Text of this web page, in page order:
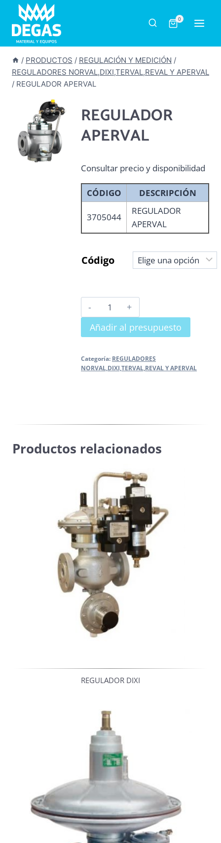
Saltar
contenido
0
/ PRODUCTOS / REGULACIÓN Y MEDICIÓN /
REGULADORES NORVAL,DIXI,TERVAL,REVAL Y APERVAL
/ REGULADOR APERVAL
REGULADOR
APERVAL
Consultar precio y disponibilidad
CÓDIGO DESCRIPCIÓN
3705044
REGULADOR
APERVAL
Código
REGULADOR
APERVAL
cantidad
Añadir al presupuesto
Categoría: REGULADORES
NORVAL,DIXI,TERVAL,REVAL Y APERVAL
Productos relacionados
REGULADOR DIXI